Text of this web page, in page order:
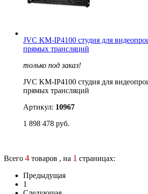
JVC KM-IP4100 студия для
прямых трансляций
только под заказ!
JVC KM-IP4100 студия для
прямых трансляций
Артикул: 10967
1 898 478 руб.
Всего 4 товаров , на 1 страницах:
Предыдущая
1